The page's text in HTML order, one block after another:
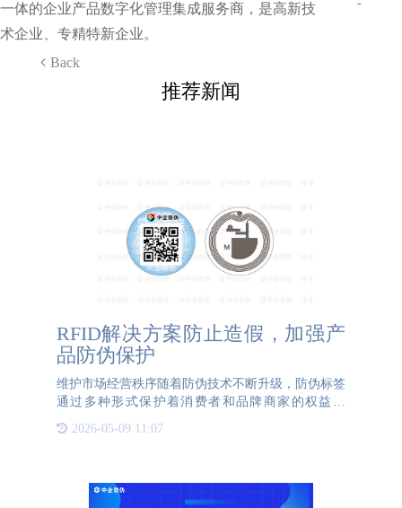
一体的企业产品数字化管理集成服务商，是高新技
术企业、专精特新企业。
Back
-
推荐新闻
RFID解决方案防止造假，加强产
品防伪保护
维护市场经营秩序随着防伪技术不断升级，防伪标签
通过多种形式保护着消费者和品牌商家的权益。
足企业的应用和场景需求，一定程度打击造假行为，
2026-05-09 11:07